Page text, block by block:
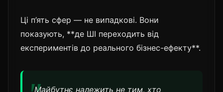
Ці п’ять сфер — не випадкові. Вони
показують, **де ШІ переходить від
експериментів до реального бізнес-ефекту**.
Майбутнє належить не тим, хто